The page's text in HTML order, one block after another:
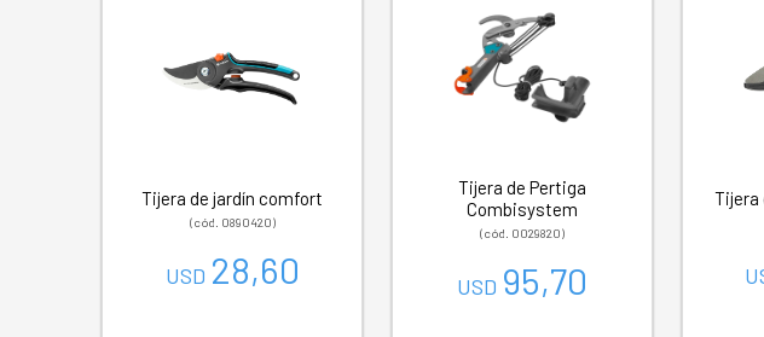
Tijera de jardín comfort
(cód. 0890420)
USD 28,60
Tijera de Pertiga
Combisystem
(cód. 0029820)
USD 95,70
Tijera